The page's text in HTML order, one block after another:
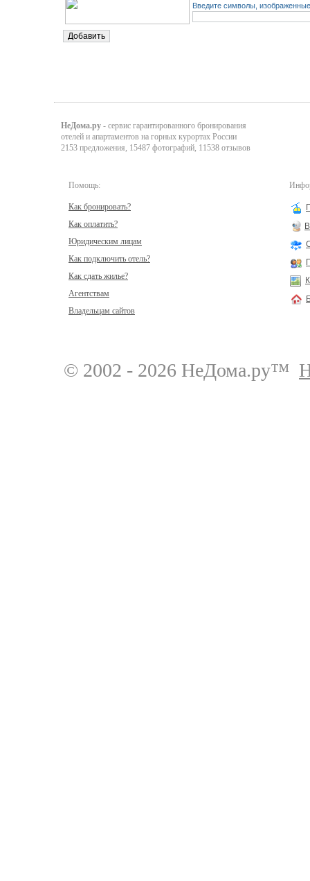
Введите символы,
НеДома.ру - сервис гарантированного бронирования
отелей и апартаментов на горных курортах России
2153 предложения, 15487 фотографий, 11538 отзывов
Помощь:
Как бронировать?
Как оплатить?
Юридическим лицам
Как подключить отель?
Как сдать жилье?
Агентствам
Владельцам сайтов
© 2002 - 2026 НеДома.ру™